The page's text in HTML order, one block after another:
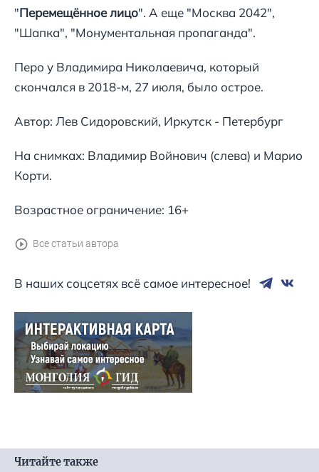
"Перемещённое лицо". А еще "Москва 2042",
"Шапка", "Монументальная пропаганда".
Перо у Владимира Николаевича, который
скончался в 2018-м, 27 июля, было острое.
Автор: Лев Сидоровский, Иркутск - Петербург
На снимках: Владимир Войнович (слева) и Марио
Корти.
Возрастное ограничение: 16+
Все статьи автора
В наших соцсетях всё самое интересное!
Читайте также